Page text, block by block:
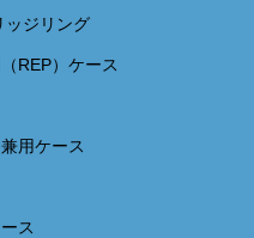
ッジリング
REP）ケース
用ケース
ス